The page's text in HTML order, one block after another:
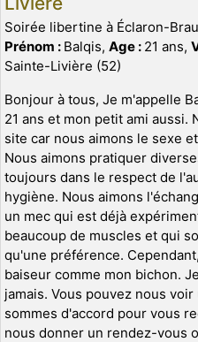
Soirée libertine à Éclaron-
Prénom : Balqis, Age : 21 ans,
Sainte-Livière (52)
Bonjour à tous, Je m'appelle
21 ans et mon petit ami aussi.
site car nous aimons le sexe
Nous aimons pratiquer
toujours dans le respect de
hygiène. Nous aimons
un mec qui est déjà
beaucoup de muscles et qui
qu'une préférence.
baiseur comme mon bichon.
jamais. Vous pouvez nous
sommes d'accord pour vous
nous donner un rendez-vous